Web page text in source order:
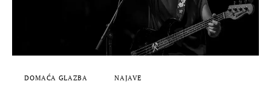
MUSIC BOX
DOMAĆA GLAZBA NAJAVE